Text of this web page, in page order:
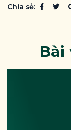
Chia sẻ:
Bài